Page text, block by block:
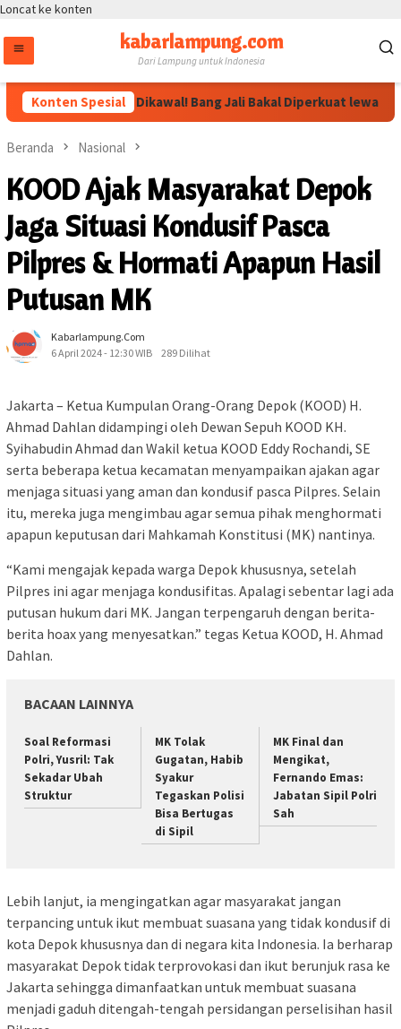
Loncat ke konten
kabarlampung.com
Dari Lampung untuk Indonesia
Konten Spesial
Arahan Megawati Dikawal! Bang Jali Bakal Diperkuat lewat
Beranda Nasional
KOOD Ajak Masyarakat Depok
Jaga Situasi Kondusif Pasca
Pilpres & Hormati Apapun Hasil
Putusan MK
Kabarlampung.com
6 April 2024 - 12:30 WIB
289 Dilihat
Jakarta – Ketua Kumpulan Orang-Orang Depok (KOOD) H.
Ahmad Dahlan didampingi oleh Dewan Sepuh KOOD KH.
Syihabudin Ahmad dan Wakil ketua KOOD Eddy Rochandi, SE
serta beberapa ketua kecamatan menyampaikan ajakan agar
menjaga situasi yang aman dan kondusif pasca Pilpres. Selain
itu, mereka juga mengimbau agar semua pihak menghormati
apapun keputusan dari Mahkamah Konstitusi (MK) nantinya.
“Kami mengajak kepada warga Depok khususnya, setelah
Pilpres ini agar menjaga kondusifitas. Apalagi sebentar lagi ada
putusan hukum dari MK. Jangan terpengaruh dengan berita-
berita hoax yang menyesatkan.” tegas Ketua KOOD, H. Ahmad
Dahlan.
BACAAN LAINNYA
Soal Reformasi
Polri, Yusril: Tak
Sekadar Ubah
Struktur
MK Tolak
Gugatan, Habib
Syakur
Tegaskan Polisi
Bisa Bertugas
di Sipil
MK Final dan
Mengikat,
Fernando Emas:
Jabatan Sipil Polri
Sah
Lebih lanjut, ia mengingatkan agar masyarakat jangan
terpancing untuk ikut membuat suasana yang tidak kondusif di
kota Depok khususnya dan di negara kita Indonesia. Ia berharap
masyarakat Depok tidak terprovokasi dan ikut berunjuk rasa ke
Jakarta sehingga dimanfaatkan untuk membuat suasana
menjadi gaduh ditengah-tengah persidangan perselisihan hasil